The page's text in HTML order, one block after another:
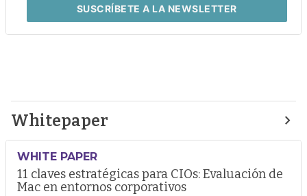
SUSCRÍBETEA LA NEWSLETTER
Whitepaper
WHITE PAPER
11 claves estratégicas para CIOs: Evaluación de
Mac en entornos corporativos